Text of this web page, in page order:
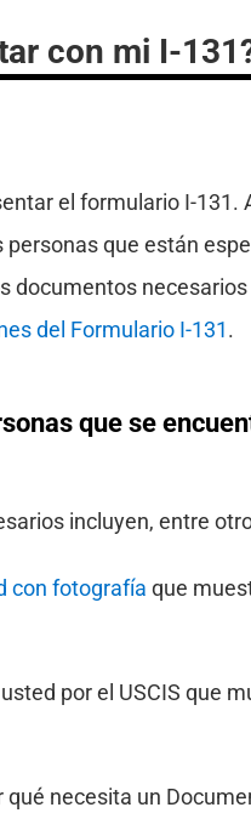
con mi I-
el formulario I-131.
que están
documentos
del Formulario I-131.
que se
incluyen, entre
con fotografía que
por el USCIS que
necesita un